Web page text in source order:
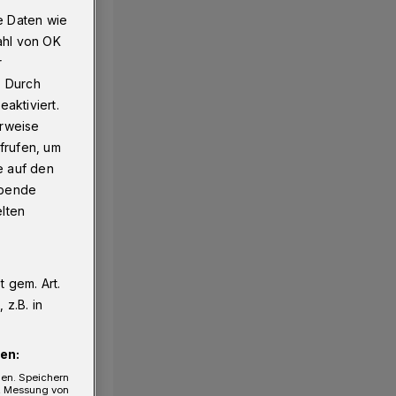
Daten wie
von OK
Durch
um
auf den
gem. Art.
z.B. in
Speichern
von